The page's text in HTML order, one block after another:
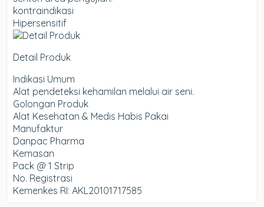
kontraindikasi
Hipersensitif
Detail Produk
Indikasi Umum
Alat pendeteksi kehamilan melalui air seni.
Golongan Produk
Alat Kesehatan & Medis Habis Pakai
Manufaktur
Danpac Pharma
Kemasan
Pack @ 1 Strip
No. Registrasi
Kemenkes RI: AKL20101717585